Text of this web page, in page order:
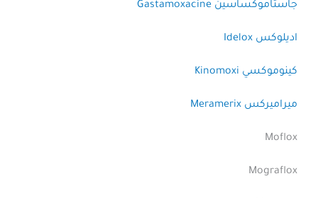
جاستاموكساسين Gastamoxacine
اديلوكس Idelox
كينوموكسي Kinomoxi
ميراميركس Meramerix
Moflox
Mograflox